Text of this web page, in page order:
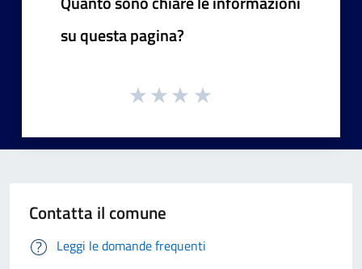
su questa pagina?
Contatta il comune
Leggi le domande frequenti